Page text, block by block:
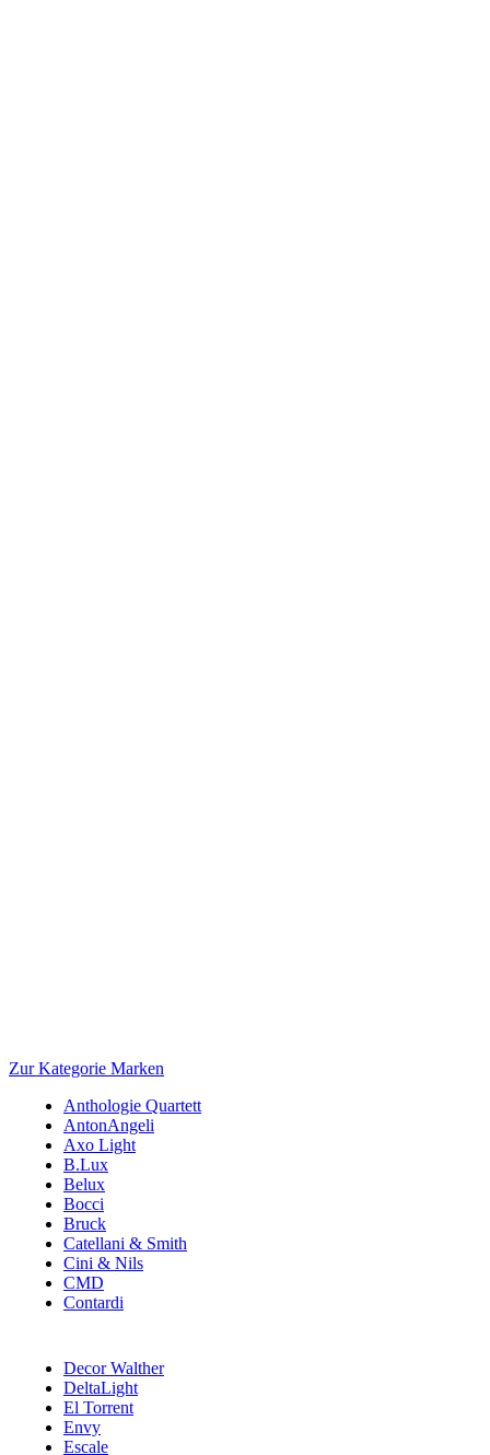
Zur Kategorie Marken
Anthologie Quartett
AntonAngeli
Axo Light
B.Lux
Belux
Bocci
Bruck
Catellani & Smith
Cini & Nils
CMD
Contardi
Decor Walther
DeltaLight
El Torrent
Envy
Escale